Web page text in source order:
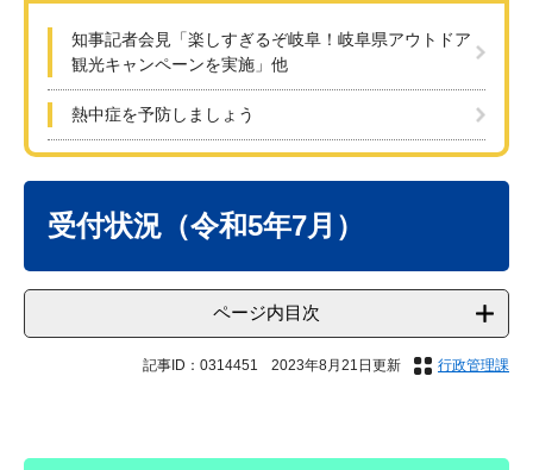
知事記者会見「楽しすぎるぞ岐阜！岐阜県アウトドア
観光キャンペーンを実施」他
熱中症を予防しましょう
受付状況（令和5年7月）
ページ内目次
記事ID：0314451 2023年8月21日更新 行政管理課